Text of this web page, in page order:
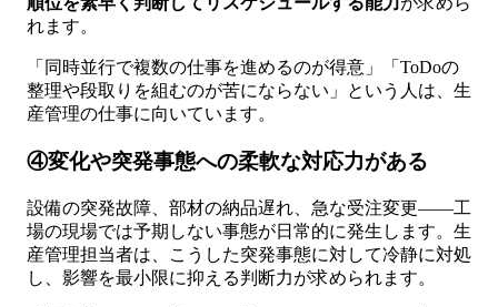
れます。
「同時並行で複数の仕事を進めるのが得意」「ToDoの
整理や段取りを組むのが苦にならない」という人は、生
産管理の仕事に向いています。
④変化や突発事態への柔軟な対応力がある
設備の突発故障、部材の納品遅れ、急な受注変更——工
場の現場では予期しない事態が日常的に発生します。生
産管理担当者は、こうした突発事態に対して冷静に対処
し、影響を最小限に抑える判断力が求められます。